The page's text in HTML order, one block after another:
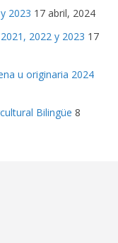
2023 17 abril, 2024
2022 y 2023 17
u originaria 2024
Bilingüe 8